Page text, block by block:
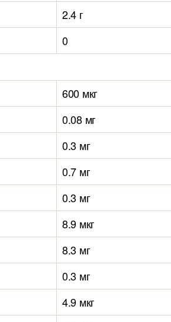
2.4 г
0
600 мкг
0.08 мг
0.3 мг
0.7 мг
0.3 мг
8.9 мкг
8.3 мг
0.3 мг
4.9 мкг